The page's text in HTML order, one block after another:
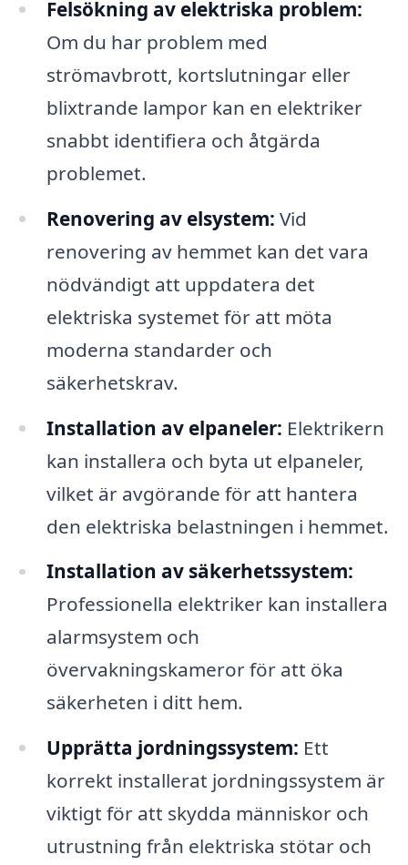
Felsökning av elektriska problem:
Om du har problem med
strömavbrott, kortslutningar eller
blixtrande lampor kan en elektriker
snabbt identifiera och åtgärda
problemet.
Renovering av elsystem: Vid
renovering av hemmet kan det vara
nödvändigt att uppdatera det
elektriska systemet för att möta
moderna standarder och
säkerhetskrav.
Installation av elpaneler: Elektrikern
kan installera och byta ut elpaneler,
vilket är avgörande för att hantera
den elektriska belastningen i hemmet.
Installation av säkerhetssystem:
Professionella elektriker kan installera
alarmsystem och
övervakningskameror för att öka
säkerheten i ditt hem.
Upprätta jordningssystem: Ett
korrekt installerat jordningssystem är
viktigt för att skydda människor och
utrustning från elektriska stötar och